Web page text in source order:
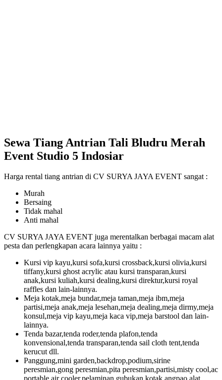
Sewa Tiang Antrian Tali Bludru Merah
Event Studio 5 Indosiar
Harga rental tiang antrian di CV SURYA JAYA EVENT sangat :
Murah
Bersaing
Tidak mahal
Anti mahal
CV SURYA JAYA EVENT juga merentalkan berbagai macam alat
pesta dan perlengkapan acara lainnya yaitu :
Kursi vip kayu,kursi sofa,kursi crossback,kursi olivia,kursi
tiffany,kursi ghost acrylic atau kursi transparan,kursi
anak,kursi kuliah,kursi dealing,kursi direktur,kursi royal
raffles dan lain-lainnya.
Meja kotak,meja bundar,meja taman,meja ibm,meja
partisi,meja anak,meja lesehan,meja dealing,meja dirmy,meja
konsul,meja vip kayu,meja kaca vip,meja barstool dan lain-
lainnya.
Tenda bazar,tenda roder,tenda plafon,tenda
konvensional,tenda transparan,tenda sail cloth tent,tenda
kerucut dll.
Panggung,mini garden,backdrop,podium,sirine
peresmian,gong peresmian,pita peresmian,partisi,misty cool,ac